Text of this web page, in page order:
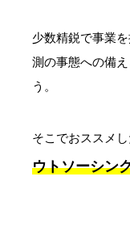
少数精鋭で事業
測の事態への備
う。
そこでおススメ
ウトソーシン